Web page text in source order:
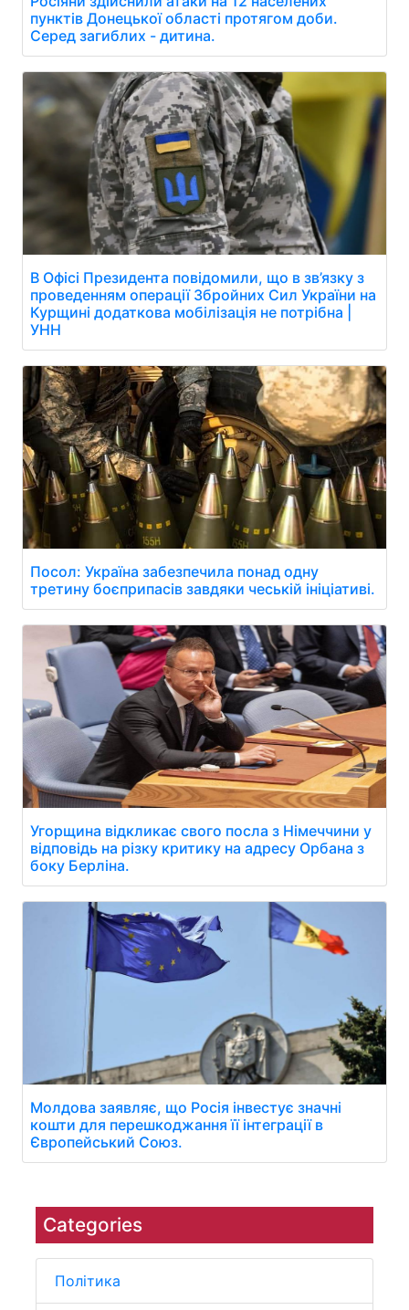
Categories
Політика
пунктів Донецької області протягом доби.
Серед загиблих - дитина.
В Офісі Президента повідомили, що в зв’язку з
проведенням операції Збройних Сил України на
Курщині додаткова мобілізація не потрібна |
УНН
Посол: Україна забезпечила понад одну
третину боєприпасів завдяки чеській ініціативі.
Угорщина відкликає свого посла з Німеччини у
відповідь на різку критику на адресу Орбана з
боку Берліна.
Молдова заявляє, що Росія інвестує значні
кошти для перешкоджання її інтеграції в
Європейський Союз.